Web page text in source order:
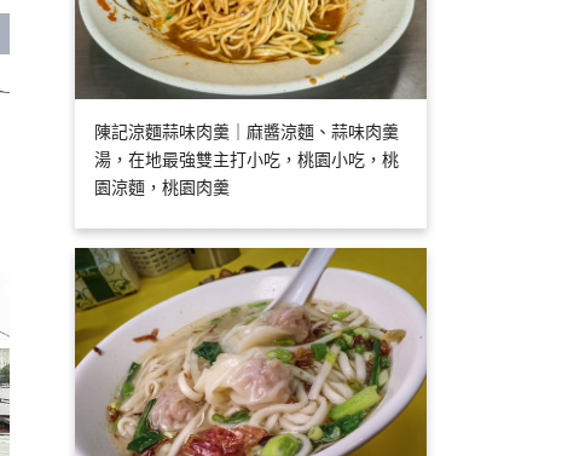
陳記涼麵蒜味肉羹｜麻醬涼麵、蒜味肉羹
湯，在地最強雙主打小吃，桃園小吃，桃
園涼麵，桃園肉羹